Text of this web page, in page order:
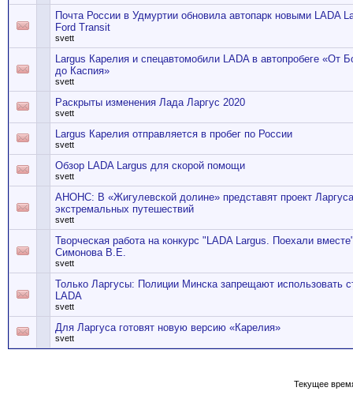
Почта России в Удмуртии обновила автопарк новыми LADA
Ford Transit
svett
Largus Карелия и спецавтомобили LADA в автопробеге «От
до Каспия»
svett
Раскрыты изменения Лада Ларгус 2020
svett
Largus Карелия отправляется в пробег по России
svett
Обзор LADA Largus для скорой помощи
svett
АНОНС: В «Жигулевской долине» представят проект
экстремальных путешествий
svett
Творческая работа на конкурс "LADA Largus. Поехали
Симонова В.Е.
svett
Только Ларгусы: Полиции Минска запрещают использовать
LADA
svett
Для Ларгуса готовят новую версию «Карелия»
svett
Текущее